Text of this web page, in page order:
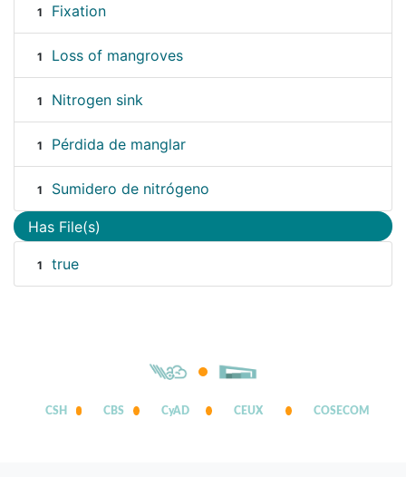
1 Fixation
1 Loss of mangroves
1 Nitrogen sink
1 Pérdida de manglar
1 Sumidero de nitrógeno
Has File(s)
1 true
CSH CBS CyAD CEUX COSECOM